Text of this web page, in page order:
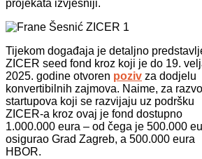
projekata izvjesniji.
Tijekom događaja je detaljno
ZICER seed fond kroz koji je do 19.
2025. godine otvoren poziv za dodjelu
konvertibilnih zajmova. Naime, za
startupova koji se razvijaju uz podršku
ZICER-a kroz ovaj je fond dostupno
1.000.000 eura – od čega je 500.000
osigurao Grad Zagreb, a 500.000 eura
HBOR.